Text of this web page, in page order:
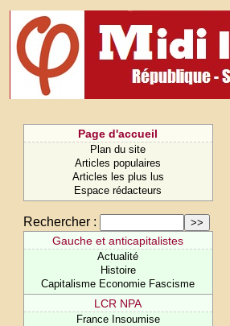
Page d'accueil
Plan du site
Articles populaires
Articles les plus lus
Espace rédacteurs
Rechercher :
Gauche et anticapitalistes
Actualité
Histoire
Capitalisme Economie Fascisme
LCR NPA
France Insoumise